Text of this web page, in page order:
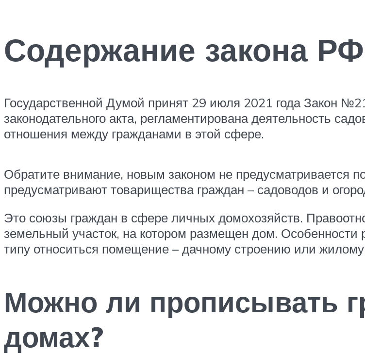
Содержание закона
Государственной Думой принят 29 июля 2021 года Закон
законодательного акта, регламентирована деятельность
отношения между гражданами в этой сфере.
Обратите внимание, новым законом не предусматривается
предусматривают товарищества граждан – садоводов и
Это союзы граждан в сфере личных домохозяйств.
земельный участок, на котором размещен дом. Особенности
типу относиться помещение – дачному строению или
Можно ли прописывать
домах?